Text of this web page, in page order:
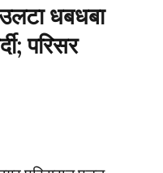
धबधबा
परिसर